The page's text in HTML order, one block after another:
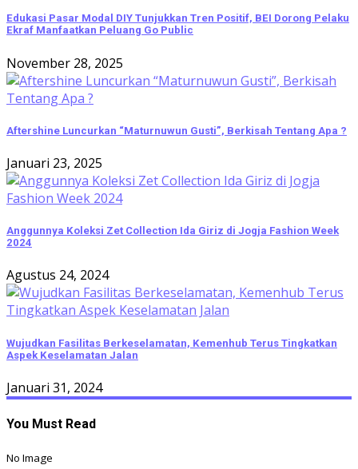
Edukasi Pasar Modal DIY Tunjukkan Tren Positif, BEI Dorong Pelaku
Ekraf Manfaatkan Peluang Go Public
November 28, 2025
Aftershine Luncurkan “Maturnuwun Gusti”, Berkisah Tentang Apa ?
Januari 23, 2025
Anggunnya Koleksi Zet Collection Ida Giriz di Jogja Fashion Week
2024
Agustus 24, 2024
Wujudkan Fasilitas Berkeselamatan, Kemenhub Terus Tingkatkan
Aspek Keselamatan Jalan
Januari 31, 2024
You Must Read
No Image